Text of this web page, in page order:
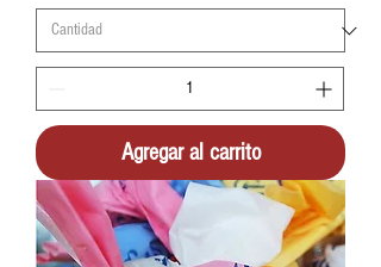
Agregar al carrito